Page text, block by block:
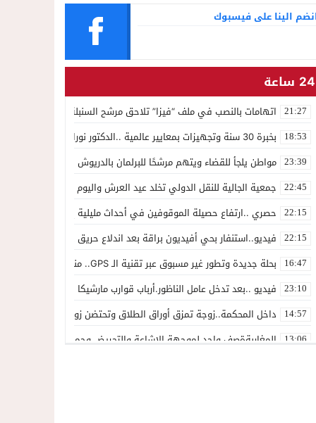
الينا على فيسبوك
24 ساعة
21:27 اتهامات بالنصب في ملف “فيزا” تلاحق مرشح السنبلة بالدريوش..
18:53 بخبرة 30 سنة وتجهيزات بمعايير عالمية ..الدكتور نورالدين صبار يفتتح عيادته المتخصصة في جراحة العظام بالناظور
23:39 مواطن يلجأ للقضاء ويتهم مرشحًا للبرلمان بالدريوش بالاستيلاء على 22 مليون سنتيم
22:45 جمعية الجالية للنقل الدولي تخلد عيد العرش واليوم الوطني للمهاجر
22:15 حصري ..ارتفاع حصيلة الموقوفين في أحداث مليلية إلى 82 شخصًا وتحقيقات تقود إلى متابعات جنائية ثقيلة
22:15 فيديو..استنفار بحي أفيديون براقة بعد اندلاع حريق داخل ضيعة فلاحية
16:47 بحلة جديدة وتطور غير مسبوق عبر تقنية الـ GPS.. منصة “مرحباناظور” تعزز مكانتها كوجهة أولى لسكان إقليمي الناظور والدريوش
23:10 فيديو ..بعد تدخل عامل الناظور.أرباب قوارب مارشيكا يعلقون احتجاجهم
14:57 داخل المحكمة..زوجة تمزق أوراق الطلاق وتحتضن زوجها في لحظة
13:06 المغاربةةصف واحد لموجهة الإشاعة والتحريض وحملات التضليل